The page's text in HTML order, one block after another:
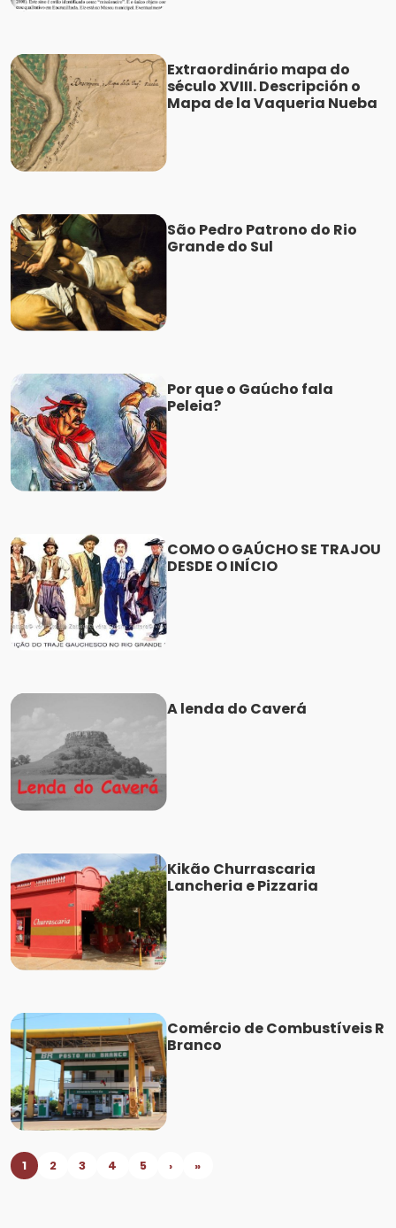
Extraordinário mapa do
século XVIII. Descripción o
Mapa de la Vaqueria Nueba
São Pedro Patrono do Rio
Grande do Sul
Por que o Gaúcho fala
Peleia?
COMO O GAÚCHO SE TRAJOU
DESDE O INÍCIO
A lenda do Caverá
Kikão Churrascaria
Lancheria e Pizzaria
Comércio de Combustíveis R
Branco
1 2 3 4 5 › »